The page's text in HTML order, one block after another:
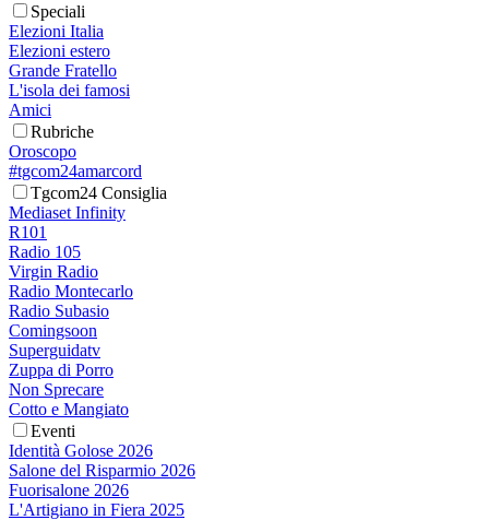
Speciali
Elezioni Italia
Elezioni estero
Grande Fratello
L'isola dei famosi
Amici
Rubriche
Oroscopo
#tgcom24amarcord
Tgcom24 Consiglia
Mediaset Infinity
R101
Radio 105
Virgin Radio
Radio Montecarlo
Radio Subasio
Comingsoon
Superguidatv
Zuppa di Porro
Non Sprecare
Cotto e Mangiato
Eventi
Identità Golose 2026
Salone del Risparmio 2026
Fuorisalone 2026
L'Artigiano in Fiera 2025